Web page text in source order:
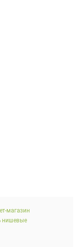
магазин
нишевые